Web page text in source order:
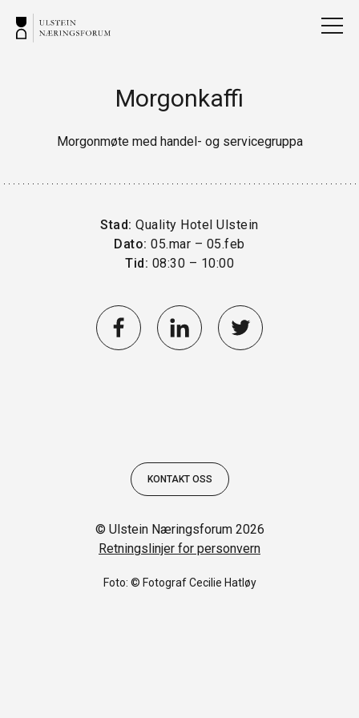
Morgonkaffi
Morgonmøte med handel- og servicegruppa
Stad:Quality Hotel Ulstein
Dato:05.mar – 05.feb
Tid: 08:30 – 10:00
KONTAKT OSS
© Ulstein Næringsforum 2026
Retningslinjer for personvern
Foto: © Fotograf Cecilie Hatløy